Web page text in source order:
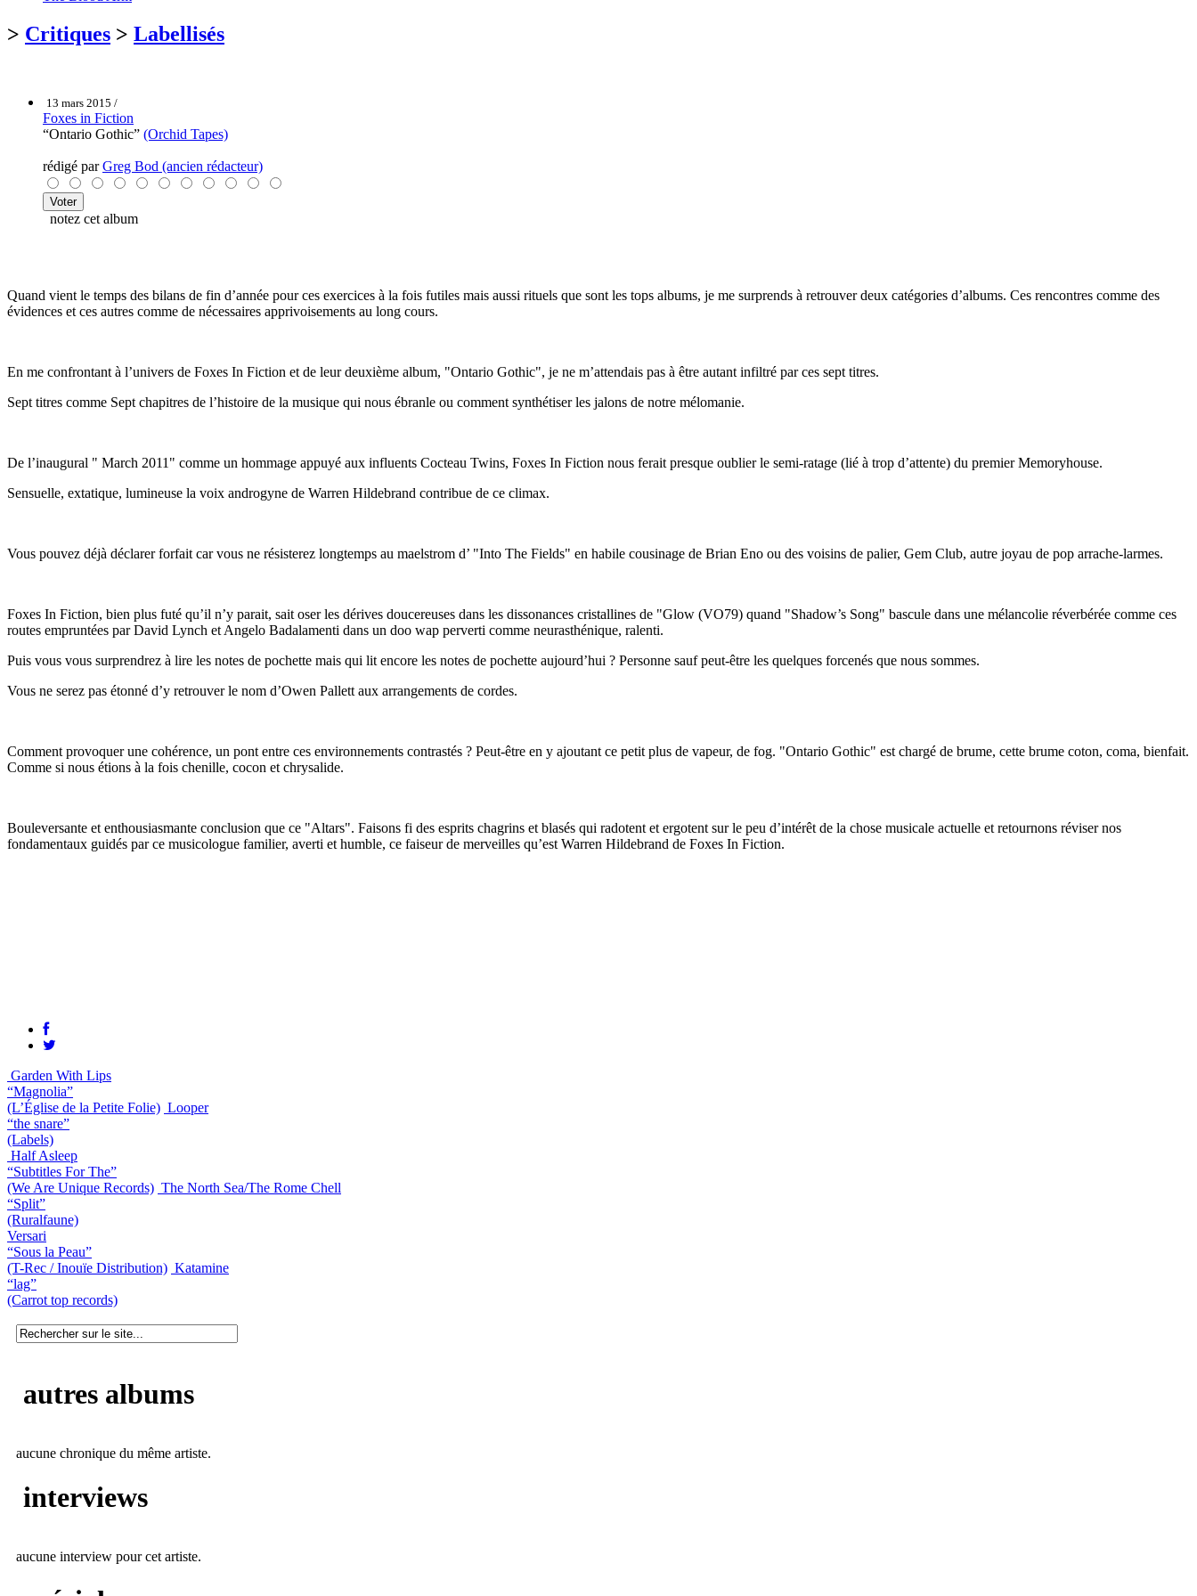
> Critiques > Labellisés
13 mars 2015 /
Foxes in Fiction
“Ontario Gothic” (Orchid Tapes)
rédigé parGreg Bod (ancien rédacteur)
notez cet album
Quand vient le temps des bilans de fin d’année pour ces exercices à la fois futiles mais aussi rituels que sont les tops albums, je me surprends à retrouver deux catégories d’albums. Ces rencontres comme des
évidences et ces autres comme de nécessaires apprivoisements au long cours.
En me confrontant à l’univers de Foxes In Fiction et de leur deuxième album, "Ontario Gothic", je ne m’attendais pas à être autant infiltré par ces sept titres.
Sept titres comme Sept chapitres de l’histoire de la musique qui nous ébranle ou comment synthétiser les jalons de notre mélomanie.
De l’inaugural " March 2011" comme un hommage appuyé aux influents Cocteau Twins, Foxes In Fiction nous ferait presque oublier le semi-ratage (lié à trop d’attente) du premier Memoryhouse.
Sensuelle, extatique, lumineuse la voix androgyne de Warren Hildebrand contribue de ce climax.
Vous pouvez déjà déclarer forfait car vous ne résisterez longtemps au maelstrom d’ "Into The Fields" en habile cousinage de Brian Eno ou des voisins de palier, Gem Club, autre joyau de pop arrache-larmes.
Foxes In Fiction, bien plus futé qu’il n’y parait, sait oser les dérives doucereuses dans les dissonances cristallines de "Glow (VO79) quand "Shadow’s Song" bascule dans une mélancolie réverbérée comme ces
routes empruntées par David Lynch et Angelo Badalamenti dans un doo wap perverti comme neurasthénique, ralenti.
Puis vous vous surprendrez à lire les notes de pochette mais qui lit encore les notes de pochette aujourd’hui ? Personne sauf peut-être les quelques forcenés que nous sommes.
Vous ne serez pas étonné d’y retrouver le nom d’Owen Pallett aux arrangements de cordes.
Comment provoquer une cohérence, un pont entre ces environnements contrastés ? Peut-être en y ajoutant ce petit plus de vapeur, de fog. "Ontario Gothic" est chargé de brume, cette brume coton, coma, bienfait.
Comme si nous étions à la fois chenille, cocon et chrysalide.
Bouleversante et enthousiasmante conclusion que ce "Altars". Faisons fi des esprits chagrins et blasés qui radotent et ergotent sur le peu d’intérêt de la chose musicale actuelle et retournons réviser nos
fondamentaux guidés par ce musicologue familier, averti et humble, ce faiseur de merveilles qu’est Warren Hildebrand de Foxes In Fiction.
Garden With Lips
“Magnolia”
(L’Église de la Petite Folie) Looper
“the snare”
(Labels)
Half Asleep
“Subtitles For The”
(We Are Unique Records) The North Sea/The Rome Chell
“Split”
(Ruralfaune)
Versari
“Sous la Peau”
(T-Rec / Inouïe Distribution) Katamine
“lag”
(Carrot top records)
autres albums
aucune chronique du même artiste.
interviews
aucune interview pour cet artiste.